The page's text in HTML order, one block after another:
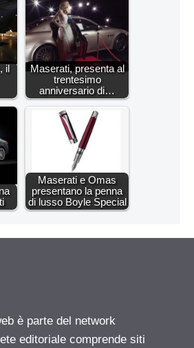
il
Maserati, presenta al
trentesimo
anniversario di…
Maserati e Omas
presentano la penna
di lusso Boyle Special
è parte del network
editoriale comprende siti